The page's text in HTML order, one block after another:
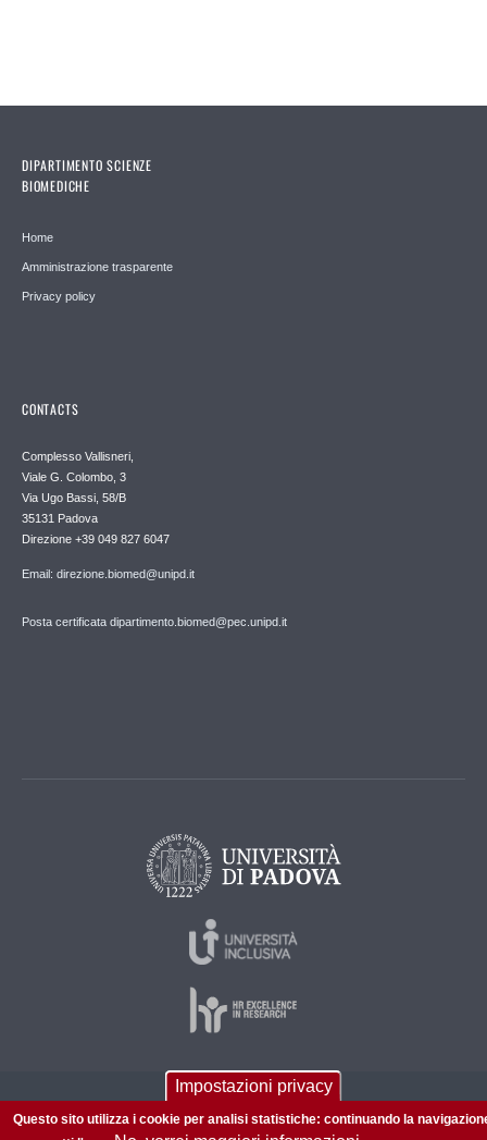
DIPARTIMENTO SCIENZE
BIOMEDICHE
Home
Amministrazione trasparente
Privacy policy
CONTACTS
Complesso Vallisneri,
Viale G. Colombo, 3
Via Ugo Bassi, 58/B
35131 Padova
Direzione +39 049 827 6047
Email: direzione.biomed@unipd.it
Posta certificata dipartimento.biomed@pec.unipd.it
P.I. 00742430283 C.F. 80006480281
Impostazioni privacy
Questo sito utilizza i cookie per analisi statistiche: continuando la